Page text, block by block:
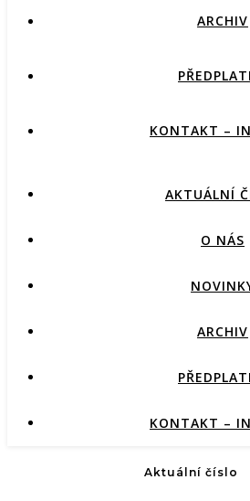
ARCHIV
KONTAKT –
AKTUÁLNÍ
O NÁS
ARCHIV
KONTAKT –
Aktuální číslo